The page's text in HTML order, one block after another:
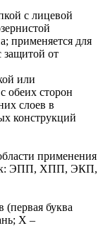
с лицевой
применяется для
защитой от
или
обеих сторон
слоев в
конструкций
применения
ЭПП, ХПП, ЭКП,
буква
Х –